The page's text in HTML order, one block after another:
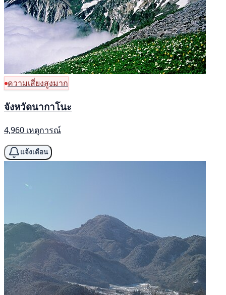
ความเสี่ยงสูงมาก
จังหวัดนากาโนะ
4,960 เหตุการณ์
แจ้งเตือน